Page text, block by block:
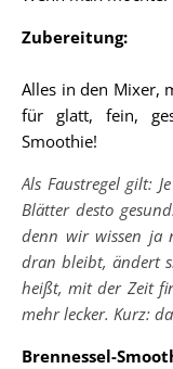
Zubereitung:
Alles in den Mixer,
für glatt, fein,
Smoothie!
Als Faustregel gilt:
Blätter desto
denn wir wissen ja
dran bleibt, ändert
heißt, mit der Zeit
mehr lecker. Kurz:
Brennessel-